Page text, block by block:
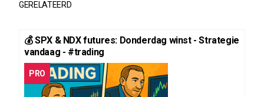
GERELATEERD
💰 SPX & NDX futures: Donderdag winst - Strategie
vandaag - #trading
PRO